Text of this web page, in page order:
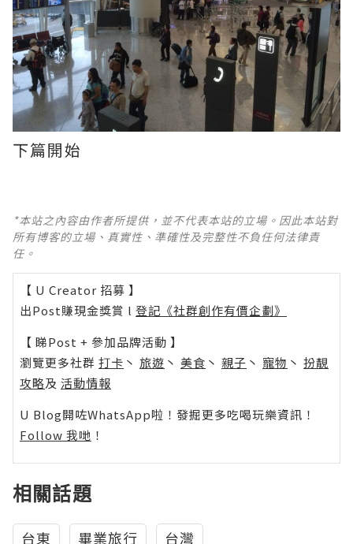
下篇開始
*本站之內容由作者所提供，並不代表本站的立場。因此本站對
所有博客的立場、真實性、準確性及完整性不負任何法律責
任。
【 U Creator 招募 】
出Post賺現金獎賞 l 登記《社群創作有價企劃》
【 睇Post + 參加品牌活動 】
瀏覽更多社群 打卡 丶 旅遊 丶 美食 丶 親子 丶 寵物 丶 扮靚
攻略及 活動情報
U Blog開咗WhatsApp啦！發掘更多吃喝玩樂資訊！
Follow 我哋 ！
相關話題
台東 畢業旅行 台灣